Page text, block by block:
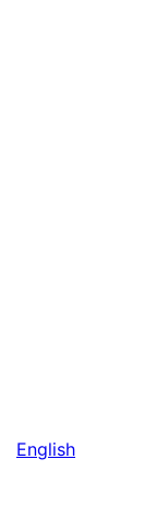
English